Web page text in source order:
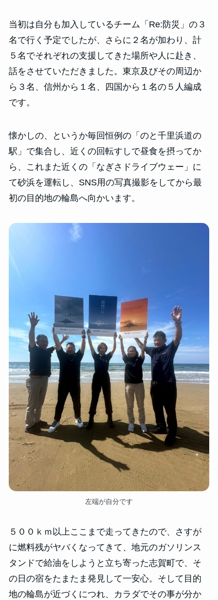
当初は自分も加入しているチーム「Re:防災」の３
名で行く予定でしたが、さらに２名が加わり、計
５名でそれぞれの支援してきた場所や人に赴き、
話をさせていただきました。東京及びその周辺か
ら３名、信州から１名、四国から１名の５人編成
です。
懐かしの、というか毎回恒例の「のと千里浜道の
駅」で集合し、近くの回転すしで昼食を摂ってか
ら、これまた近くの「なぎさドライブウェー」に
て砂浜を運転し、SNS用の写真撮影をしてから最
初の目的地の輪島へ向かいます。
左端が自分です
５００ｋｍ以上ここまで走ってきたので、さすが
に燃料残がヤバくなってきて、地元のガソリンス
タンドで給油をしようと立ち寄った志賀町で、そ
の日の宿をたまたま発見して一安心。そして目的
地の輪島が近づくにつれ、カラダでその事が分か